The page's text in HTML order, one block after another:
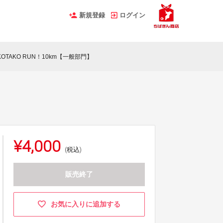
新規登録 ログイン
RUN！10km【一般部門】
¥4,000 (税込)
販売終了
お気に入りに追加する